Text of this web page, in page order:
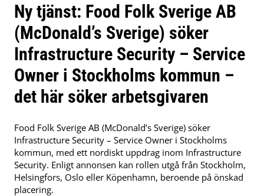
Ny tjänst: Food Folk Sverige AB
(McDonald’s Sverige) söker
Infrastructure Security – Service
Owner i Stockholms kommun –
det här söker arbetsgivaren
Food Folk Sverige AB (McDonald’s Sverige) söker
Infrastructure Security – Service Owner i Stockholms
kommun, med ett nordiskt uppdrag inom Infrastructure
Security. Enligt annonsen kan rollen utgå från Stockholm,
Helsingfors, Oslo eller Köpenhamn, beroende på önskad
placering.